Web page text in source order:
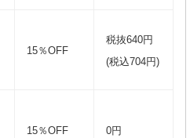
15％OFF
税抜640円
(税込704円)
15％OFF 0円